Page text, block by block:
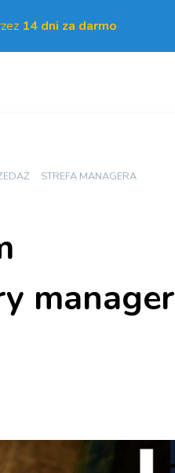
14 dni za darmo
STREFA MANAGERA
manager